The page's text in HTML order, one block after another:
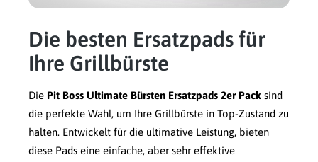
Die besten Ersatzpads für
Ihre Grillbürste
Die Pit Boss Ultimate Bürsten Ersatzpads 2er Pack sind
die perfekte Wahl, um Ihre Grillbürste in Top-Zustand zu
halten. Entwickelt für die ultimative Leistung, bieten
diese Pads eine einfache, aber sehr effektive